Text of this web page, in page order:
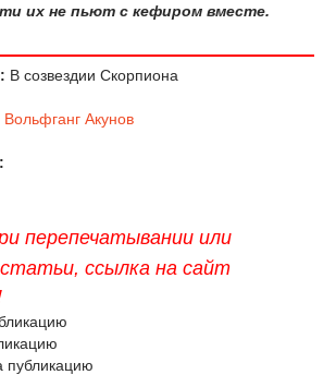
их не пьют с кефиром вместе.
В созвездии Скорпиона
Вольфганг Акунов
перепечатывании или
ссылка на сайт
публикацию